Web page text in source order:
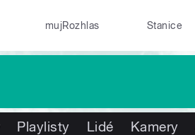
mujRozhlas Stanice
Playlisty Lidé Kamery